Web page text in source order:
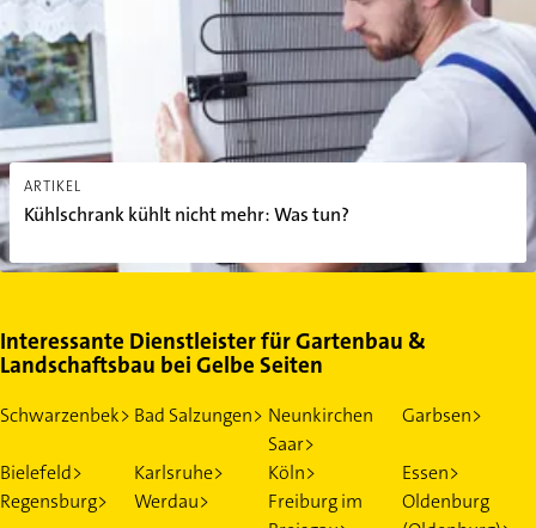
ARTIKEL
Kühlschrank kühlt nicht mehr: Was tun?
Interessante Dienstleister für Gartenbau &
Landschaftsbau bei Gelbe Seiten
Schwarzenbek> Bad Salzungen> Neunkirchen
Saar>
Garbsen>
Bielefeld> Karlsruhe> Köln>
Essen>
Regensburg>
Werdau>
Freiburg im
Oldenburg